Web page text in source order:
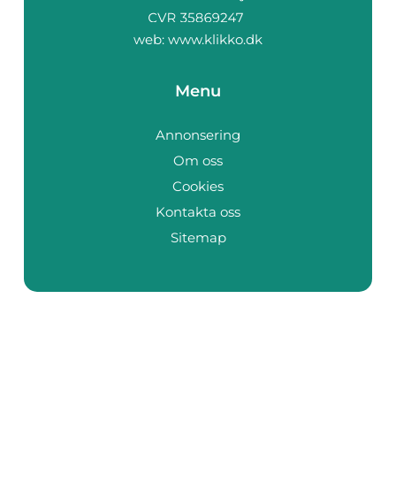
web: www.klikko.dk
Menu
Annonsering
Om oss
Cookies
Kontakta oss
Sitemap